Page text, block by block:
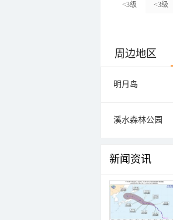
<3级 <3级
周边地区
明月岛
溪水森林公园
新闻资讯